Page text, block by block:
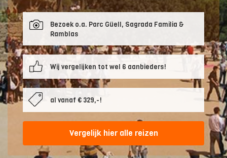
Bezoek o.a. Parc Güell, Sagrada Familia &
Ramblas
Wij vergelijken tot wel 6 aanbieders!
al vanaf € 329,-!
Vergelijk hier alle reizen